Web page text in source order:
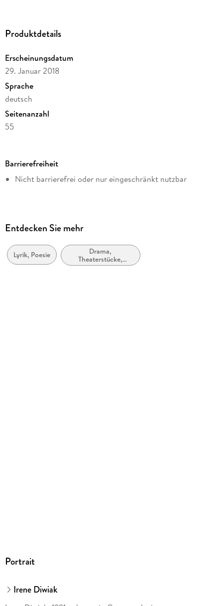
des blutrünstigen Dramas aussieht. Die Überraschung steckt
Produktdetails
Erscheinungsdatum
29. Januar 2018
Sprache
deutsch
Seitenanzahl
55
Altersempfehlung
von 18 bis 99 Jahren
Verlag/Hersteller
Kopierschutz
mit Wasserzeichen versehen
Barrierefreiheit
Nicht barrierefrei oder nur eingeschränkt nutzbar
Entdecken Sie mehr
Lyrik, Poesie
Drama,
Theaterstücke,
Drehbücher
Portrait
Irene Diwiak